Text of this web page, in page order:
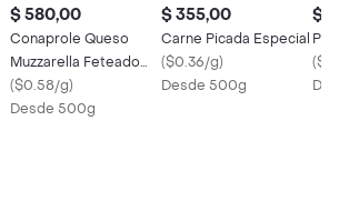
$ 580,00
Conaprole Queso
Muzzarella Feteado
Vacio
($0.58/g)
Desde 500g
$ 355,00
Carne Picada Especial
($0.36/g)
Desde 500g
$
(